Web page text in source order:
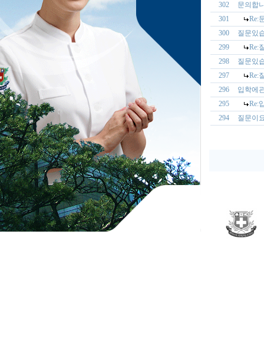
302
문의합
301
Re:
300
질문있
299
Re:
298
질문있
297
Re:
296
입학에
295
Re:
294
질문이